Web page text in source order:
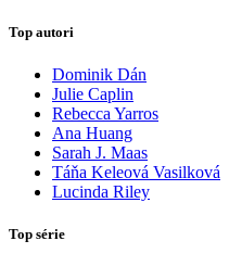
Top autori
Dominik Dán
Julie Caplin
Rebecca Yarros
Ana Huang
Sarah J. Maas
Táňa Keleová Vasilková
Lucinda Riley
Top série